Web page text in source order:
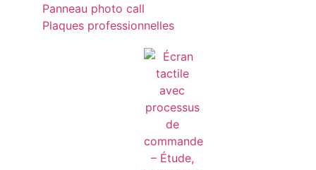
Panneau photo call
Plaques professionnelles